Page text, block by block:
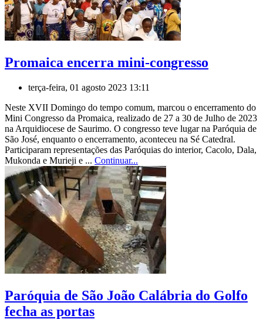
Promaica encerra mini-congresso
terça-feira, 01 agosto 2023 13:11
Neste XVII Domingo do tempo comum, marcou o encerramento do
Mini Congresso da Promaica, realizado de 27 a 30 de Julho de 2023
na Arquidiocese de Saurimo. O congresso teve lugar na Paróquia de
São José, enquanto o encerramento, aconteceu na Sé Catedral.
Participaram representações das Paróquias do interior, Cacolo, Dala,
Mukonda e Murieji e ... Continuar...
Paróquia de São João Calábria do Golfo
fecha as portas